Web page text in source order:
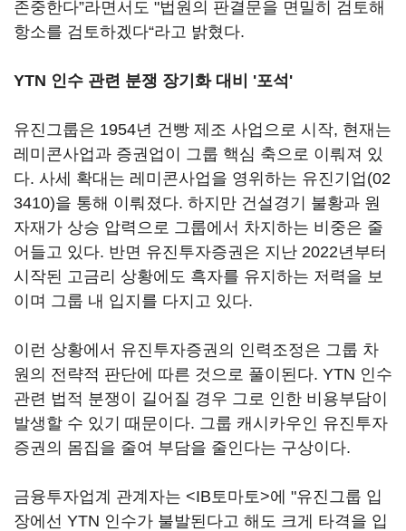
존중한다”라면서도 "법원의 판결문을 면밀히 검토해
항소를 검토하겠다“라고 밝혔다.
YTN 인수 관련 분쟁 장기화 대비 '포석'
유진그룹은 1954년 건빵 제조 사업으로 시작, 현재는
레미콘사업과 증권업이 그룹 핵심 축으로 이뤄져 있
다. 사세 확대는 레미콘사업을 영위하는 유진기업(02
3410)을 통해 이뤄졌다. 하지만 건설경기 불황과 원
자재가 상승 압력으로 그룹에서 차지하는 비중은 줄
어들고 있다. 반면 유진투자증권은 지난 2022년부터
시작된 고금리 상황에도 흑자를 유지하는 저력을 보
이며 그룹 내 입지를 다지고 있다.
이런 상황에서 유진투자증권의 인력조정은 그룹 차
원의 전략적 판단에 따른 것으로 풀이된다. YTN 인수
관련 법적 분쟁이 길어질 경우 그로 인한 비용부담이
발생할 수 있기 때문이다. 그룹 캐시카우인 유진투자
증권의 몸집을 줄여 부담을 줄인다는 구상이다.
금융투자업계 관계자는 <IB토마토>에 "유진그룹 입
장에선 YTN 인수가 불발된다고 해도 크게 타격을 입